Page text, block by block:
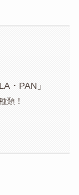
・PAN」
類！